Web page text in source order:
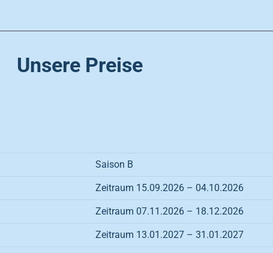
Unsere Preise
Saison B
Zeitraum 15.09.2026 – 04.10.2026
Zeitraum 07.11.2026 – 18.12.2026
Zeitraum 13.01.2027 – 31.01.2027